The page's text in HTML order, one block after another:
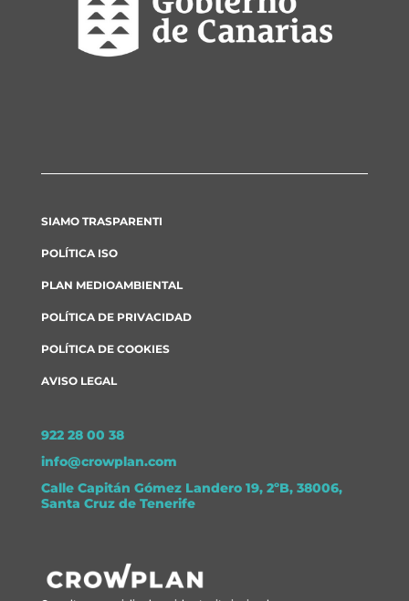
SIAMO TRASPARENTI
POLÍTICA ISO
PLAN MEDIOAMBIENTAL
POLÍTICA DE PRIVACIDAD
POLÍTICA DE COOKIES
AVISO LEGAL
922 28 00 38
info@crowplan.com
Calle Capitán Gómez Landero 19, 2ºB, 38006,
Santa Cruz de Tenerife